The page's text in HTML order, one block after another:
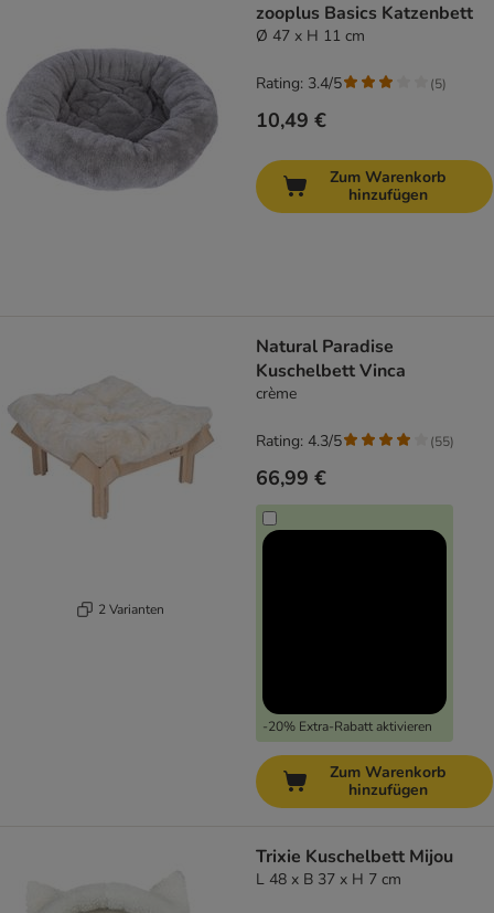
zooplus Basics Katzenbett
Ø 47 x H 11 cm
10,49 €
Rating: 3.4/5 (5)
Zum Warenkorb
hinzufügen
2 Varianten
Natural Paradise
Kuschelbett Vinca
crème
66,99 €
-20% Extra-Rabatt aktivieren
Rating: 4.3/5 (55)
Zum Warenkorb
hinzufügen
Trixie Kuschelbett Mijou
L 48 x B 37 x H 7 cm